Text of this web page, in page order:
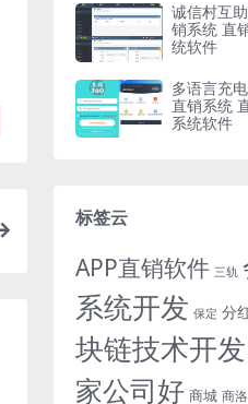
诚信村互
销系统 直
统软件
多语言充
直销系统
系统软件
标签云
APP直销软件 三轨
系统开发 保定 分
块链技术开发
家公司好 商城 商洛